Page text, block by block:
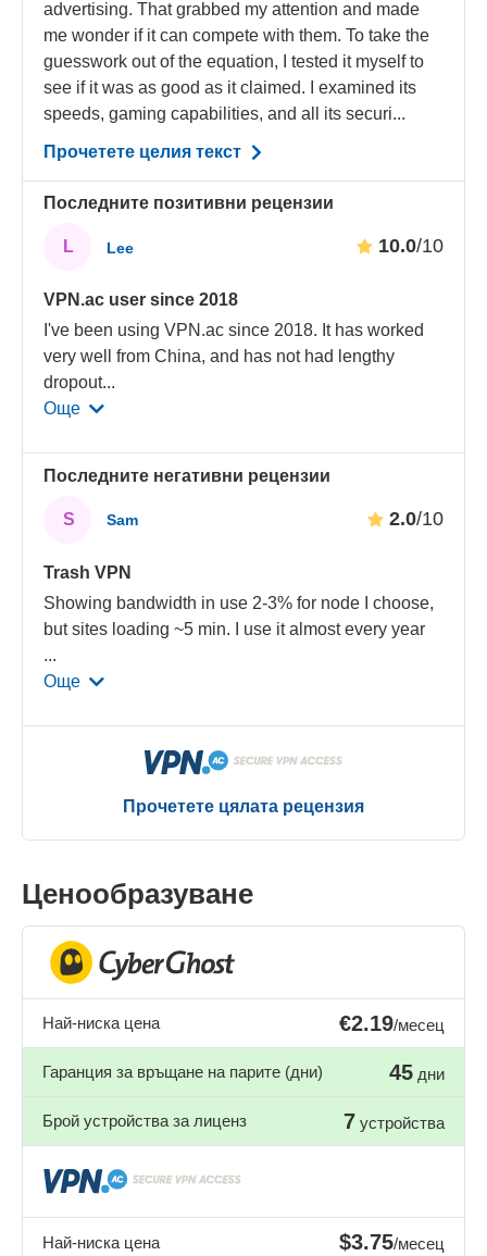
advertising. That grabbed my attention and made
me wonder if it can compete with them. To take the
guesswork out of the equation, I tested it myself to
see if it was as good as it claimed. I examined its
speeds, gaming capabilities, and all its securi...
Прочетете целия текст
Последните позитивни рецензии
L Lee 10.0/10
VPN.ac user since 2018
I've been using VPN.ac since 2018. It has worked
very well from China, and has not had lengthy
dropout...
Още
Последните негативни рецензии
S Sam 2.0/10
Trash VPN
Showing bandwidth in use 2-3% for node I choose,
but sites loading ~5 min. I use it almost every year
...
Още
Прочетете цялата рецензия
Ценообразуване
Най-ниска цена €2.19/месец
Гаранция за връщане на парите (дни) 45 дни
Брой устройства за лиценз 7 устройства
Най-ниска цена $3.75/месец